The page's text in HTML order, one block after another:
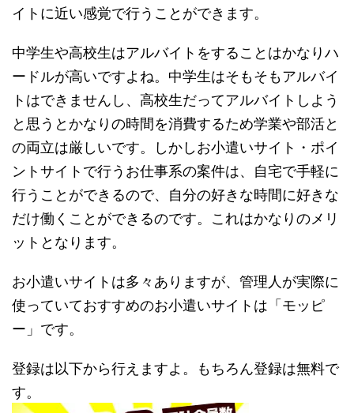
イトに近い感覚で行うことができます。
中学生や高校生はアルバイトをすることはかなりハ
ードルが高いですよね。中学生はそもそもアルバイ
トはできませんし、高校生だってアルバイトしよう
と思うとかなりの時間を消費するため学業や部活と
の両立は厳しいです。しかしお小遣いサイト・ポイ
ントサイトで行うお仕事系の案件は、自宅で手軽に
行うことができるので、自分の好きな時間に好きな
だけ働くことができるのです。これはかなりのメリ
ットとなります。
お小遣いサイトは多々ありますが、管理人が実際に
使っていておすすめのお小遣いサイトは「モッピ
ー」です。
登録は以下から行えますよ。もちろん登録は無料で
す。